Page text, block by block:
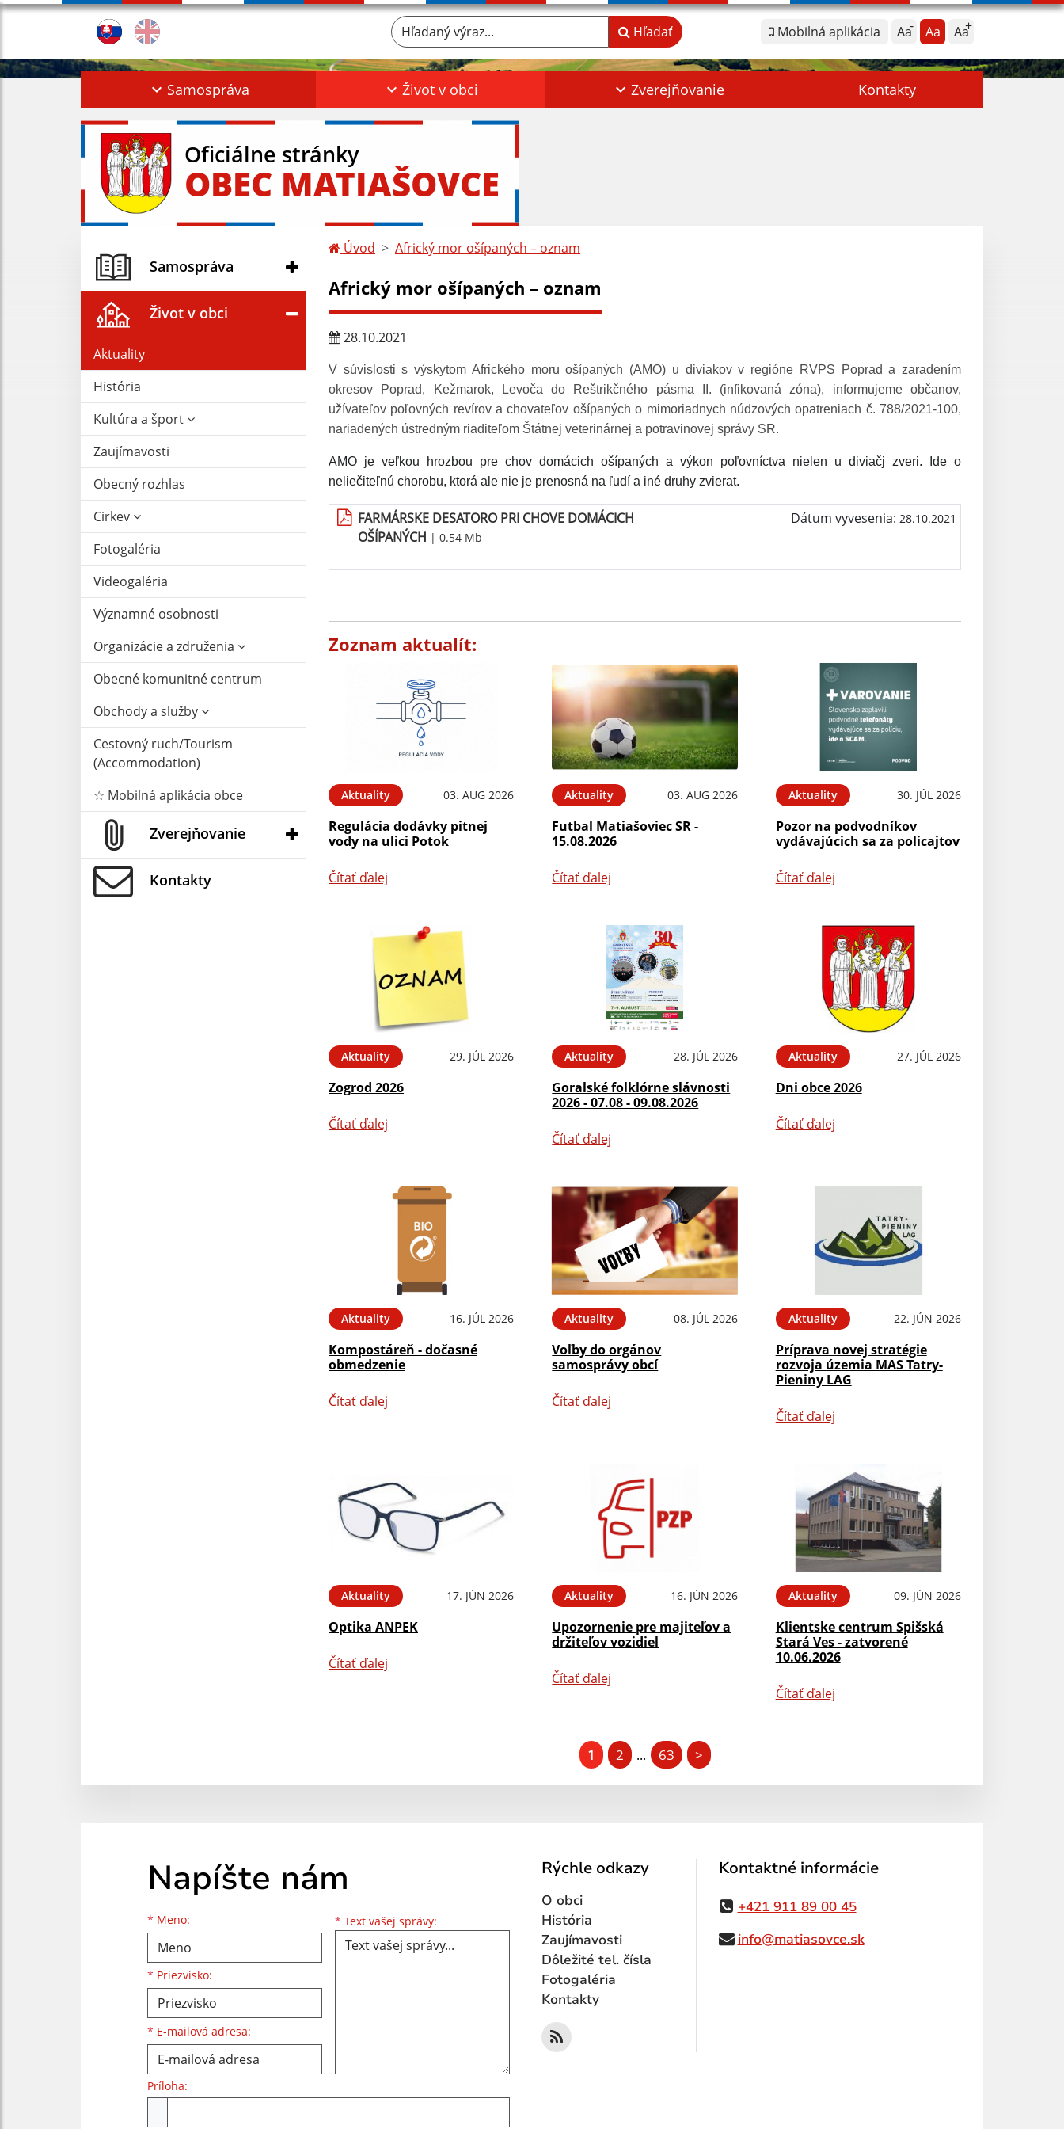
Mobilná aplikácia Aa Aa Aa
Hľadaný výraz... Hľadať
Samospráva Život v obci Zverejňovanie Kontakty
Oficiálne stránky
OBEC MATIAŠOVCE
Samospráva
Život v obci
Aktuality
História
Kultúra a šport
Zaujímavosti
Obecný rozhlas
Cirkev
Fotogaléria
Videogaléria
Významné osobnosti
Organizácie a združenia
Obecné komunitné centrum
Obchody a služby
Cestovný ruch/Tourism
(Accommodation)
☆ Mobilná aplikácia obce
Zverejňovanie
Kontakty
Úvod Africký mor ošípaných – oznam
Africký mor ošípaných – oznam
28.10.2021
V súvislosti s výskytom Afrického moru ošípaných (AMO) u diviakov v regióne RVPS Poprad a zaradením
okresov Poprad, Kežmarok, Levoča do Reštrikčného pásma II. (infikovaná zóna), informujeme občanov,
užívateľov poľovných revírov a chovateľov ošípaných o mimoriadnych núdzových opatreniach č. 788/2021-100,
nariadených ústredným riaditeľom Štátnej veterinárnej a potravinovej správy SR.
AMO je veľkou hrozbou pre chov domácich ošípaných a výkon poľovníctva nielen u diviačj zveri. Ide o
neliečiteľnú chorobu, ktorá ale nie je prenosná na ľudí a iné druhy zvierat.
FARMÁRSKE DESATORO PRI CHOVE DOMÁCICH
OŠÍPANÝCH | 0.54 Mb
Dátum vyvesenia: 28.10.2021
Zoznam aktualít:
Aktuality 03. AUG 2026
Regulácia dodávky pitnej
vody na ulici Potok
Čítať ďalej
Aktuality 03. AUG 2026
Futbal Matiašoviec SR -
15.08.2026
Čítať ďalej
Aktuality 30. JÚL 2026
Pozor na podvodníkov
vydávajúcich sa za policajtov
Čítať ďalej
Aktuality 29. JÚL 2026
Zogrod 2026
Čítať ďalej
Aktuality 28. JÚL 2026
Goralské folklórne slávnosti
2026 - 07.08 - 09.08.2026
Čítať ďalej
Aktuality 27. JÚL 2026
Dni obce 2026
Čítať ďalej
Aktuality 16. JÚL 2026
Kompostáreň - dočasné
obmedzenie
Čítať ďalej
Aktuality 08. JÚL 2026
Voľby do orgánov
samosprávy obcí
Čítať ďalej
Aktuality 22. JÚN 2026
Príprava novej stratégie
rozvoja územia MAS Tatry-
Pieniny LAG
Čítať ďalej
Aktuality 17. JÚN 2026
Optika ANPEK
Čítať ďalej
Aktuality 16. JÚN 2026
Upozornenie pre majiteľov a
držiteľov vozidiel
Čítať ďalej
Aktuality 09. JÚN 2026
Klientske centrum Spišská
Stará Ves - zatvorené
10.06.2026
Čítať ďalej
1 2 ... 63 >
Napíšte nám
* Meno:
Meno
* Priezvisko:
Priezvisko
* E-mailová adresa:
E-mailová adresa * Text vašej správy: Text vašej správy...
Príloha:
Rýchle odkazy
O obci
História
Zaujímavosti
Dôležité tel. čísla
Fotogaléria
Kontakty
Kontaktné informácie
+421 911 89 00 45
info@matiasovce.sk